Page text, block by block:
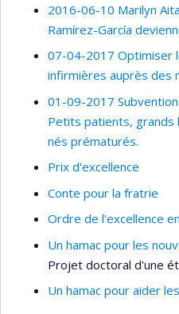
2016-06-10 Marilyn
Ramírez-García
07-04-2017 Optimiser
infirmières auprès des
01-09-2017
Petits patients, grands
nés prématurés.
Prix d'excellence
Conte pour la fratrie
Ordre de l'excellence
Un hamac pour les
Projet doctoral d'une
Un hamac pour aider